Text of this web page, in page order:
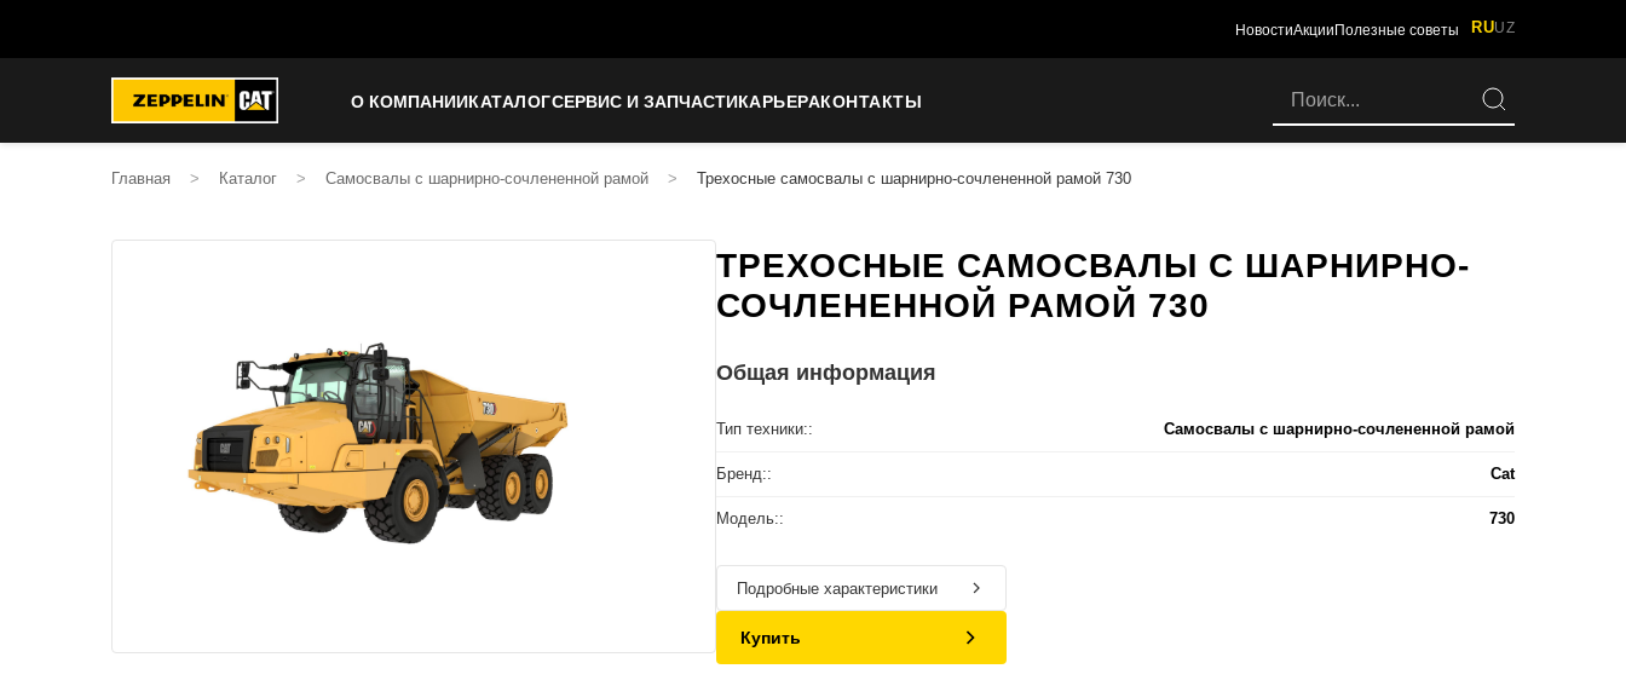
НовостиАкции Полезные советы RUUZ
О КОМПАНИИКАТАЛОГСЕРВИС И ЗАПЧАСТИКАРЬЕРАКОНТАКТЫ
Главная > Каталог > Самосвалы с шарнирно-сочлененной рамой > Трехосные самосвалы с шарнирно-сочлененной рамой 730
ТРЕХОСНЫЕ САМОСВАЛЫ С ШАРНИРНО-
СОЧЛЕНЕННОЙ РАМОЙ 730
Общая информация
Тип техники:: Самосвалы с шарнирно-сочлененной рамой
Бренд:: Cat
Модель:: 730
Подробные характеристики
Купить